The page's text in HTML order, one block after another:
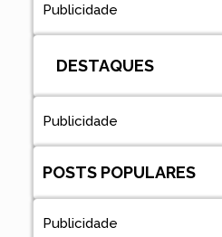
Publicidade
DESTAQUES
Publicidade
POSTS POPULARES
Publicidade